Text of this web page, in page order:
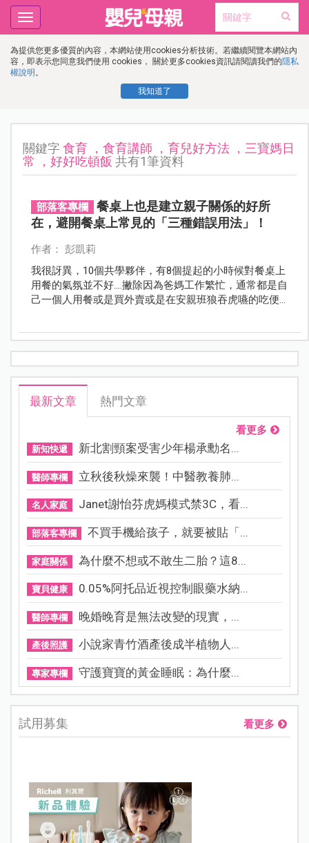
為提供您更多優質的內容，本網站使用cookies分析技術。若繼續閱覽本網站內
容，即表示您同意我們使用 cookies， 關於更多cookies資訊請閱讀我們的隱私
權說明 。
我知道了
Toggle
navigation
關鍵字食育 ，食育講師 ，育兒好方法 ，三寶媽日
常 ，好好吃頓飯 共有1筆資料
部落客專欄
餐桌上也是建立親子關係的好所
在，避開餐桌上常見的「三種錯誤用法」！
作者： 彭凱莉
我很訝異，10個共學夥伴，有8個提起的小時候對餐桌上
用餐的氣氛並不好....撇除因為爸媽工作繁忙，通常都是自
己一個人用餐或是買外賣或是在安親班狼吞虎嚥的吃便
最新文章 熱門文章
看更多
新知快遞 新北割頸案受害少年楊承勳名...
醫師專欄 立秋後秋燥來襲！中醫教養肺...
名人家庭 Janet謝怡芬虎媽模式禁3C，看...
部落客專欄 不買手機給孩子，就要被貼「...
家庭關係 為什麼不想或不敢生二胎？這8...
寶貝健康 0.05%阿托品近視控制眼藥水納...
醫師專欄 晚婚晚育是無法改變的現實，...
產後照護 小說家青竹酒產後成半植物人...
專家專欄 守護寶寶的黃金睡眠：為什麼...
試用募集 看更多